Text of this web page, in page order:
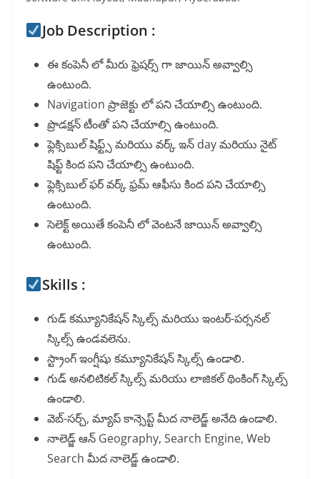
Job Description :
ఈ కంపెనీ లో మీరు ఫ్రెషర్స్ గా జాయిన్ అవ్వాల్సి
ఉంటుంది.
Navigation ప్రాజెక్టు లో పని చేయాల్సి ఉంటుంది.
ప్రొడక్షన్ టీంతో పని చేయాల్సి ఉంటుంది.
ఫ్లెక్సిబుల్ షిఫ్ట్స్ మరియు వర్క్ ఇన్ day మరియు నైట్
షిఫ్ట్ కింద పని చేయాల్సి ఉంటుంది.
ఫ్లెక్సిబుల్ ఫర్ వర్క్ ఫ్రమ్ ఆఫీసు కింద పని చేయాల్సి
ఉంటుంది.
సెలెక్ట్ అయితే కంపెనీ లో వెంటనే జాయిన్ అవ్వాల్సి
ఉంటుంది.
Skills :
గుడ్ కమ్యూనికేషన్ స్కిల్స్ మరియు ఇంటర్-పర్సనల్
స్కిల్స్ ఉండవలెను.
స్ట్రాంగ్ ఇంగ్షీషు కమ్యూనికేషన్ స్కిల్స్ ఉండాలి.
గుడ్ అనలిటికల్ స్కిల్స్ మరియు లాజికల్ థింకింగ్ స్కిల్స్
ఉండాలి.
వెబ్-సర్చ్, మ్యాప్ కాన్సెప్ట్ మీద నాలెడ్జ్ అనేది ఉండాలి.
నాలెడ్జ్ ఆన్ Geography, Search Engine, Web
Search మీద నాలెడ్జ్ ఉండాలి.